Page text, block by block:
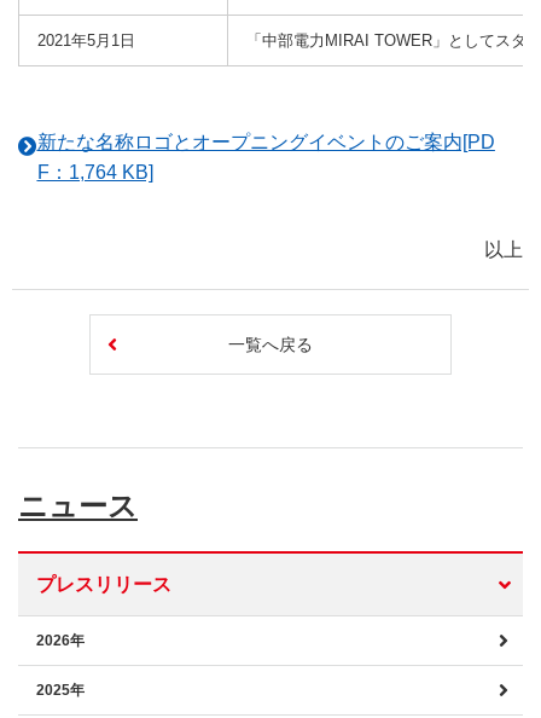
2021年5月1日 「中部電力MIRAI TOWER」としてスタ
新たな名称ロゴとオープニングイベントのご案内[PD
F：1,764 KB]
以上
一覧へ戻る
ニュース
プレスリリース
2026年
2025年